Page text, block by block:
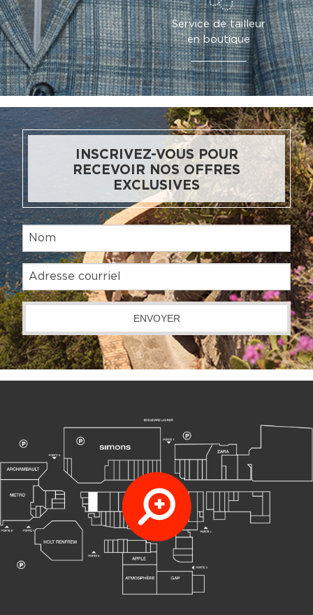
Service de tailleur
en boutique
INSCRIVEZ-VOUS POUR
RECEVOIR NOS OFFRES
EXCLUSIVES